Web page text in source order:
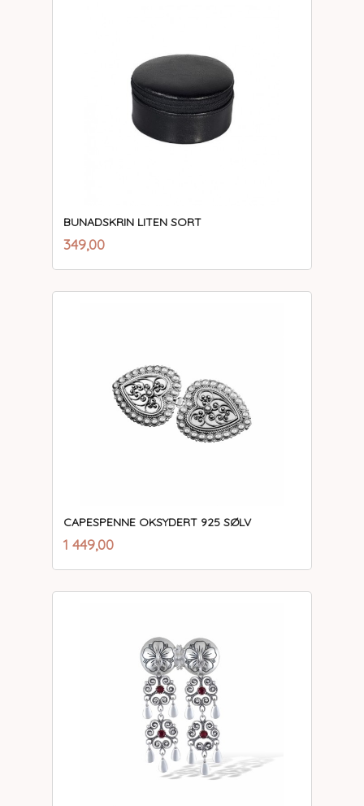
BUNADSKRIN LITEN SORT
Pris
349,00mva.
CAPESPENNE OKSYDERT 925 SØLV
Pris
1 449,00mva.